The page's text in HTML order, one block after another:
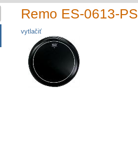
Remo ES-0613-PS
vytlačiť